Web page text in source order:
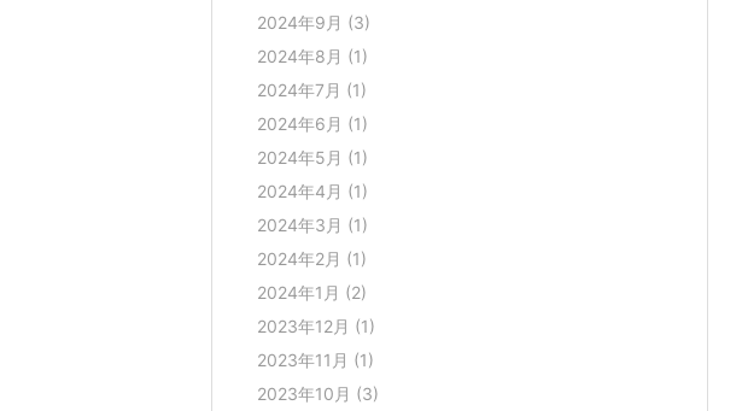
2024年9月 (3)
2024年8月 (1)
2024年7月 (1)
2024年6月 (1)
2024年5月 (1)
2024年4月 (1)
2024年3月 (1)
2024年2月 (1)
2024年1月 (2)
2023年12月 (1)
2023年11月 (1)
2023年10月 (3)